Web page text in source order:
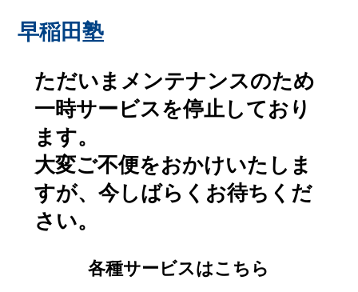
早稲田塾
ただいまメンテナンスのため
一時サービスを停止しており
ます。
大変ご不便をおかけいたしま
すが、今しばらくお待ちくだ
さい。
各種サービスはこちら